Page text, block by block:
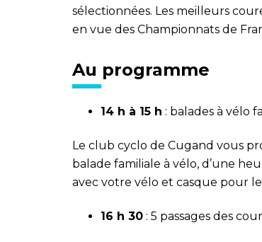
sélectionnées. Les meilleurs
en vue des Championnats de
Au programme
14 h à 15 h : balades à vélo
Le club cyclo de Cugand vous
balade familiale à vélo, d’une
avec votre vélo et casque pour
16 h 30 : 5 passages des